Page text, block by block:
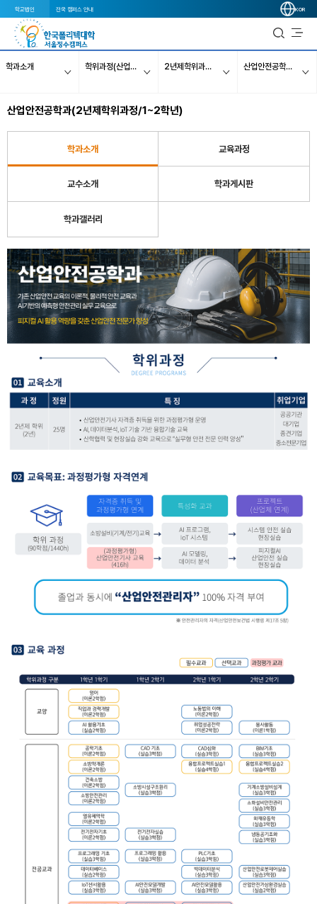
학교법인 전국 캠퍼스 안내 KOR
학과소개 학위과정(산업학사 취득) 2년제학위과정(2년·주간) 산업안전공학과(2027년 신설)
산업안전공학과(2년제학위과정/1~2학년)
학과소개 교육과정
교수소개 학과게시판
학과갤러리